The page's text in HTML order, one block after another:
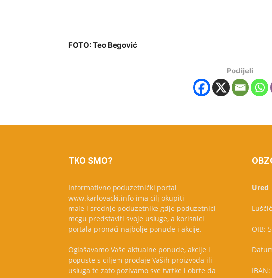
FOTO: Teo Begović
Podijeli
TKO SMO?
Informativno poduzetnički portal
www.karlovacki.info ima cilj okupiti
male i srednje poduzetnike gdje poduzetnici
mogu predstaviti svoje usluge, a korisnici
portala pronaći najbolje ponude i akcije.
Oglašavamo Vaše aktualne ponude, akcije i
popuste s ciljem prodaje Vaših proizvoda ili
usluga te zato pozivamo sve tvrtke i obrte da
Ured
OIB: